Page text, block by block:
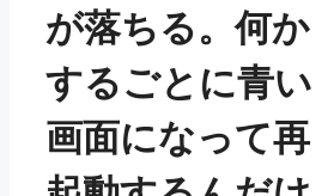
が落ちる。何か
するごとに青い
画面になって再